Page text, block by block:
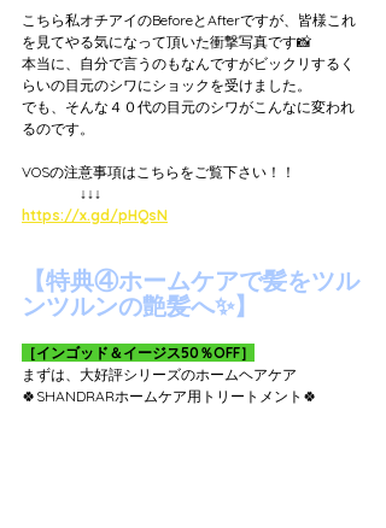
こちら私オチアイのBeforeとAfterですが、皆様これ
を見てやる気になって頂いた衝撃写真です📸
本当に、自分で言うのもなんですがビックリするく
らいの目元のシワにショックを受けました。
でも、そんな４０代の目元のシワがこんなに変われ
るのです。
VOSの注意事項はこちらをご覧下さい！！
↓↓↓
https://x.gd/pHQsN
【特典④ホームケアで髪をツル
ンツルンの艶髪へ✨】
［インゴッド＆イージス50％OFF］
まずは、大好評シリーズのホームヘアケア
🍀SHANDRARホームケア用トリートメント🍀